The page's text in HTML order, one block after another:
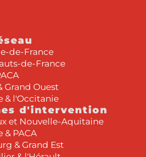
de-France
de-France
Grand Ouest
& l'Occitanie
d'intervention
et Nouvelle-Aquitaine
& PACA
& Grand Est